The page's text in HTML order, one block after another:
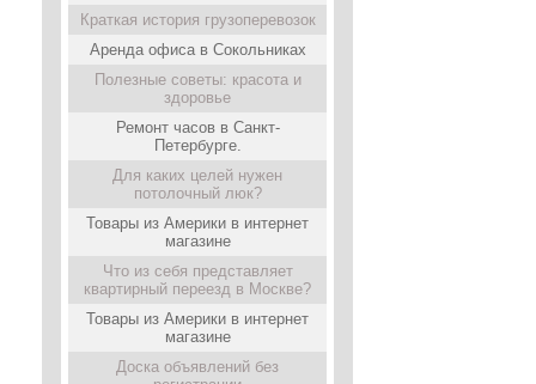
Краткая история грузоперевозок
Аренда офиса в Сокольниках
Полезные советы: красота и
здоровье
Ремонт часов в Санкт-
Петербурге.
Для каких целей нужен
потолочный люк?
Товары из Америки в интернет
магазине
Что из себя представляет
квартирный переезд в Москве?
Товары из Америки в интернет
магазине
Доска объявлений без